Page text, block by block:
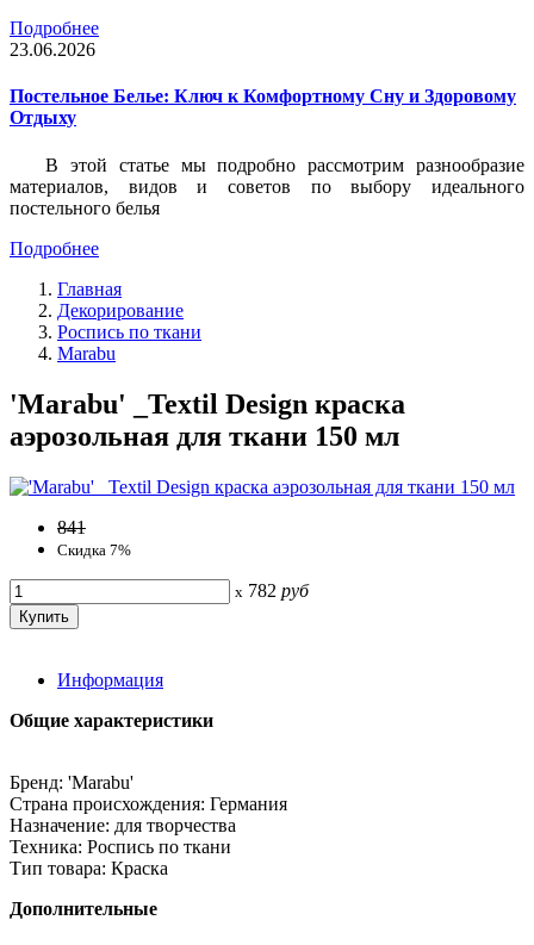
Подробнее
23.06.2026
Постельное Белье: Ключ к Комфортному Сну и Здоровому
Отдыху
В этой статье мы подробно рассмотрим разнообразие
материалов, видов и советов по выбору идеального
постельного белья
Подробнее
Главная
Декорирование
Роспись по ткани
Marabu
'Marabu' _Textil Design краска
аэрозольная для ткани 150 мл
841
Скидка 7%
x 782 руб
Информация
Общие характеристики
Бренд: 'Marabu'
Страна происхождения: Германия
Назначение: для творчества
Техника: Роспись по ткани
Тип товара: Краска
Дополнительные